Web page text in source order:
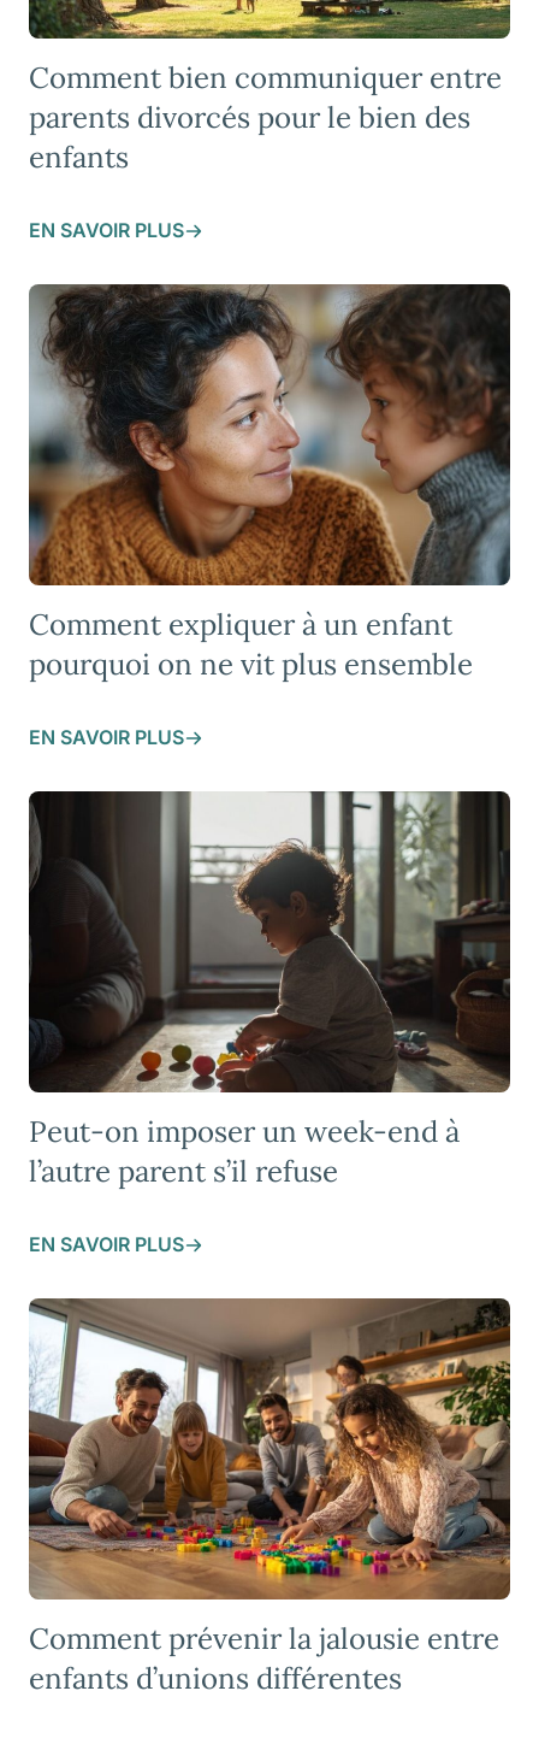
Comment bien communiquer entre
parents divorcés pour le bien des
enfants
EN SAVOIR PLUS
Comment expliquer à un enfant
pourquoi on ne vit plus ensemble
EN SAVOIR PLUS
Peut-on imposer un week-end à
l’autre parent s’il refuse
EN SAVOIR PLUS
Comment prévenir la jalousie entre
enfants d’unions différentes